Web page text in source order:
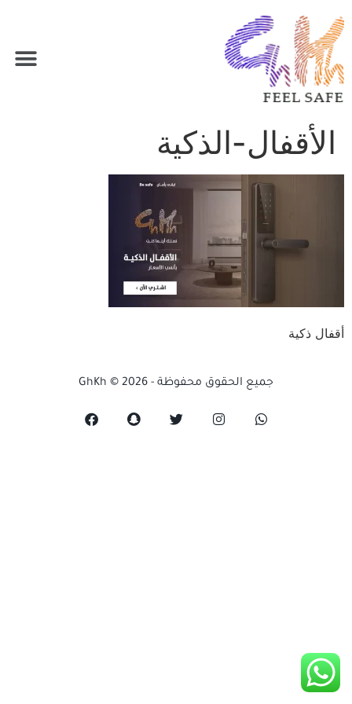
الأقفال-الذكية
أقفال ذكية
جميع الحقوق محفوظة - GhKh © 2026